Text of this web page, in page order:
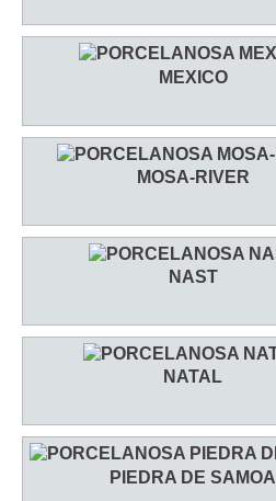
MEXICO
MOSA-RIVER
NAST
NATAL
PIEDRA DE SAMOA